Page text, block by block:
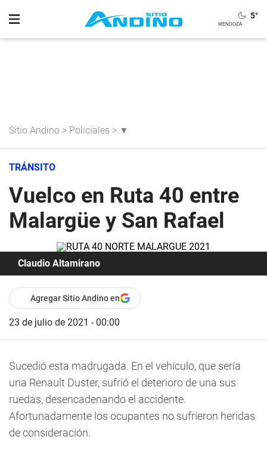
5°
Sitio Andino > Policiales > ▼
TRÁNSITO
Vuelco en Ruta 40 entre
Malargüe y San Rafael
Claudio Altamirano
Agregar Sitio Andino en
23 de julio de 2021 - 00:00
Sucedió esta madrugada. En el vehículo, que sería
una Renault Duster, sufrió el deterioro de una sus
ruedas, desencadenando el accidente.
Afortunadamente los ocupantes no sufrieron heridas
de consideración.